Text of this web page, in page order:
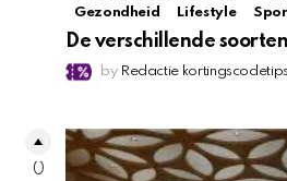
Gezondheid
Lifestyle
De verschillende
by Redactie
0